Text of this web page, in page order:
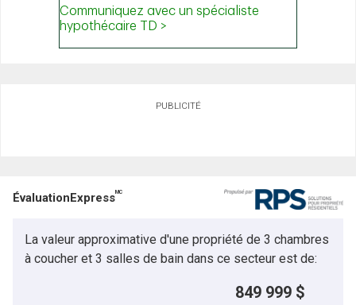
PUBLICITÉ
ÉvaluationExpressMC
La valeur approximative d'une propriété de 3 chambres
à coucher et 3 salles de bain dans ce secteur est de:
849 999 $